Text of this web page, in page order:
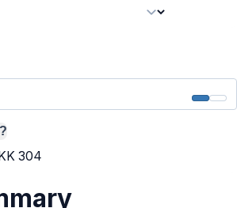
304